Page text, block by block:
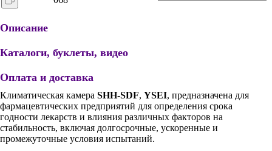
Описание
Каталоги, буклеты, видео
Оплата и доставка
Климатическая камера SHH-SDF, YSEI, предназначена для
фармацевтических предприятий для определения срока
годности лекарств и влияния различных факторов на
стабильность, включая долгосрочные, ускоренные и
промежуточные условия испытаний.